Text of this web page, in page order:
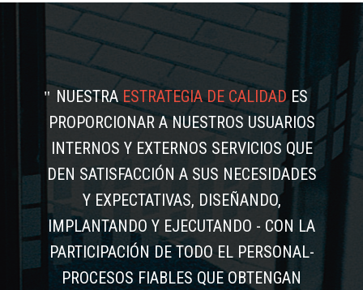
NUESTRAESTRATEGIA DE CALIDADES
PROPORCIONAR A NUESTROS USUARIOS
INTERNOS Y EXTERNOS SERVICIOS QUE
DEN SATISFACCIÓN A SUS NECESIDADES
Y EXPECTATIVAS, DISEÑANDO,
IMPLANTANDO Y EJECUTANDO - CON LA
PARTICIPACIÓN DE TODO EL PERSONAL-
PROCESOS FIABLES QUE OBTENGAN